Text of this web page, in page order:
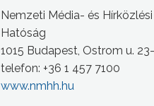
Nemzeti Média- és Hírközlési
Hatóság
1015 Budapest, Ostrom u.
telefon: +36 1 457 7100
www.nmhh.hu